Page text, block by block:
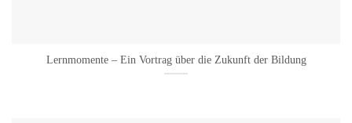
Lernmomente – Ein Vortrag über die Zukunft der Bildung